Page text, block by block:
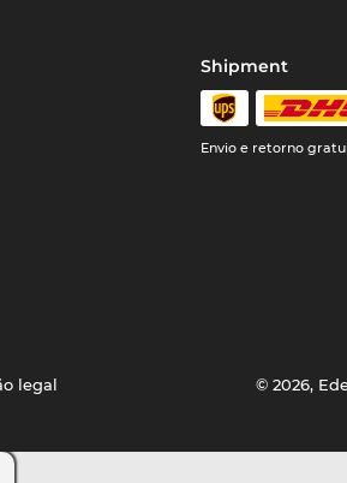
Shipment
Envio e retorno
legal © 2026,